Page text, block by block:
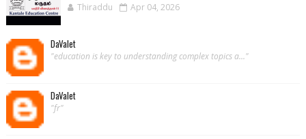
Thiraddu Apr 04, 2026
DaValet
"education is key to understanding complex topics a..."
DaValet
"fr"